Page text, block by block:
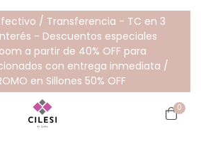
/ Transferencia - TC en 3
- Descuentos especiales
a partir de 40% OFF para
con entrega inmediata /
en Sillones 50% OFF
0